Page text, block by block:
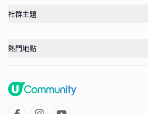
社群主題
熱門地點